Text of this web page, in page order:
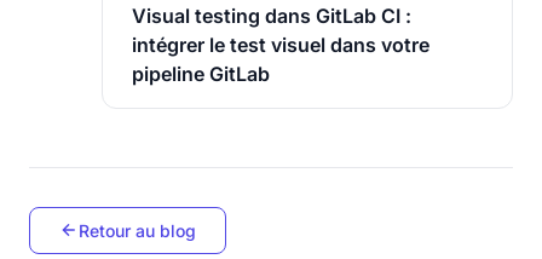
Visual testing dans GitLab CI :
intégrer le test visuel dans votre
pipeline GitLab
Retour au blog